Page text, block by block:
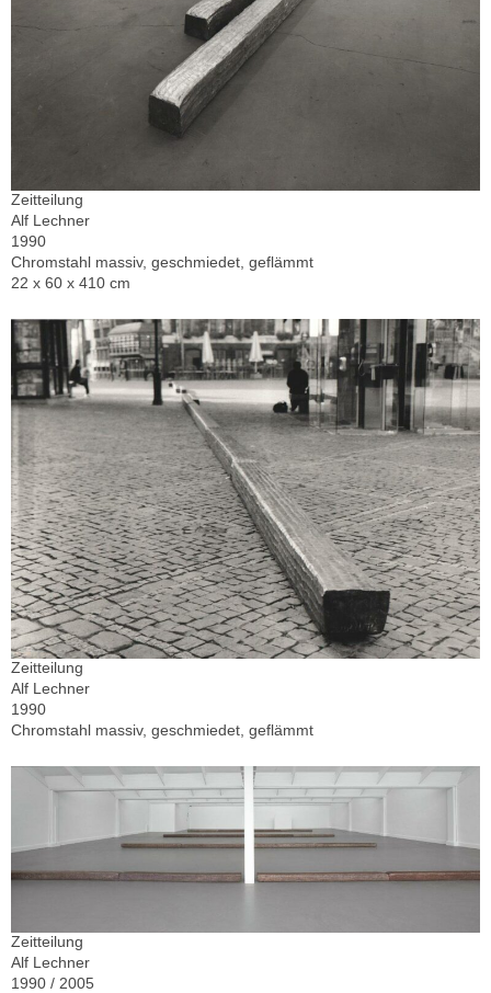
Zeitteilung
Alf Lechner
1990
Chromstahl massiv, geschmiedet, geflämmt
22 x 60 x 410 cm
Zeitteilung
Alf Lechner
1990
Chromstahl massiv, geschmiedet, geflämmt
Zeitteilung
Alf Lechner
1990 / 2005